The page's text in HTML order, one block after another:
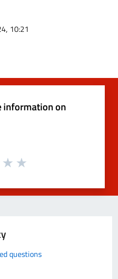
10:21
information on
questions